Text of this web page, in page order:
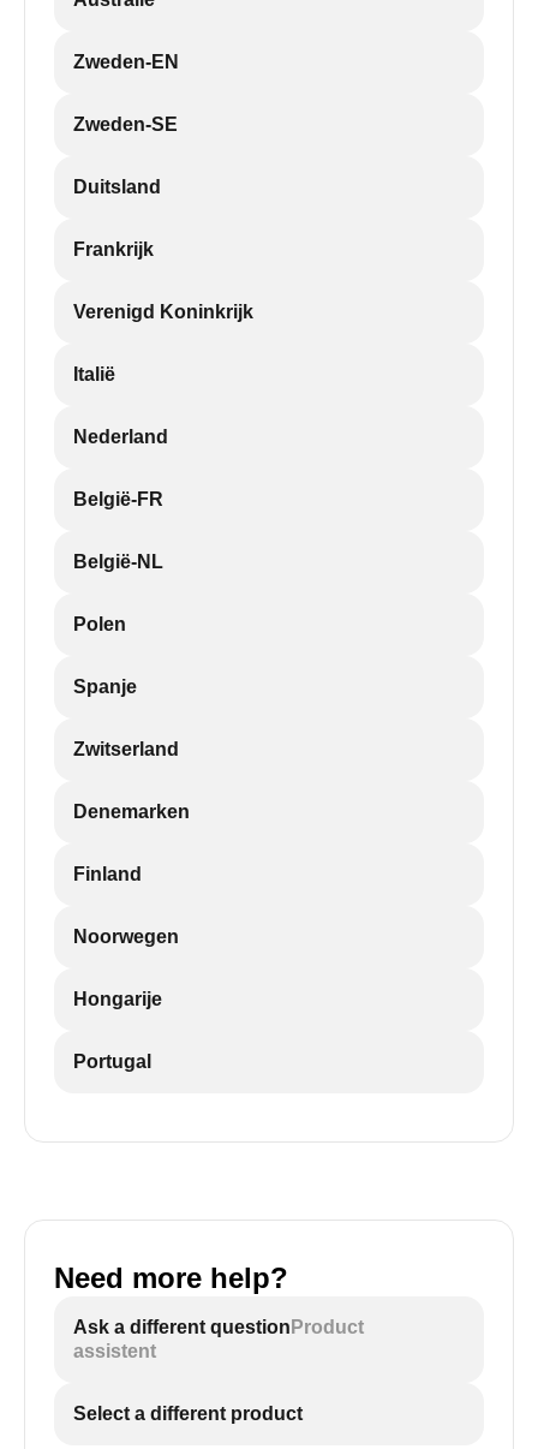
Zweden-EN
Zweden-SE
Duitsland
Frankrijk
Verenigd Koninkrijk
Italië
Nederland
België-FR
België-NL
Polen
Spanje
Zwitserland
Denemarken
Finland
Noorwegen
Hongarije
Portugal
Need more help?
Ask a different question Product
assistent
Select a different product